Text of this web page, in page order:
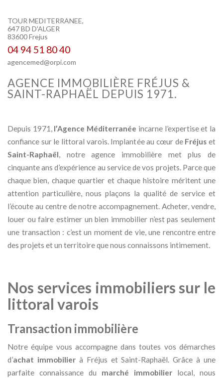
TOUR MEDITERRANEE,
647 BD D'ALGER
83600 Frejus
04 94 51 80 40
agencemed@orpi.com
AGENCE IMMOBILIÈRE FRÉJUS &
SAINT-RAPHAËL DEPUIS 1971.
Depuis 1971, l’Agence Méditerranée incarne l’expertise et la
confiance sur le littoral varois. Implantée au cœur de Fréjus et
Saint-Raphaël, notre agence immobilière met plus de
cinquante ans d’expérience au service de vos projets. Parce que
chaque bien, chaque quartier et chaque histoire méritent une
attention particulière, nous plaçons la qualité de service et
l’écoute au centre de notre accompagnement. Acheter, vendre,
louer ou faire estimer un bien immobilier n’est pas seulement
une transaction : c’est un moment de vie, une rencontre entre
des projets et un territoire que nous connaissons intimement.
Nos services immobiliers sur le
littoral varois
Transaction immobilière
Notre équipe vous accompagne dans toutes vos démarches
d’achat immobilierà Fréjus et Saint-Raphaël. Grâce à une
parfaite connaissance du marché immobilier local, nous